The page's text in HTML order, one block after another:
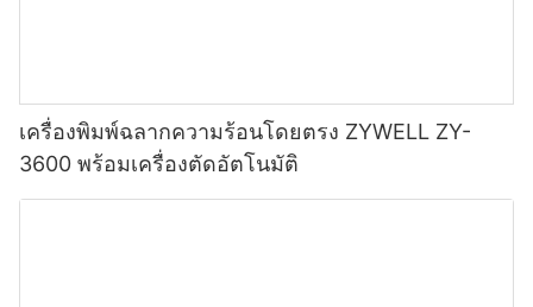
เครื่องพิมพ์ฉลากความร้อนโดยตรง ZYWELL ZY-
3600 พร้อมเครื่องตัดอัตโนมัติ